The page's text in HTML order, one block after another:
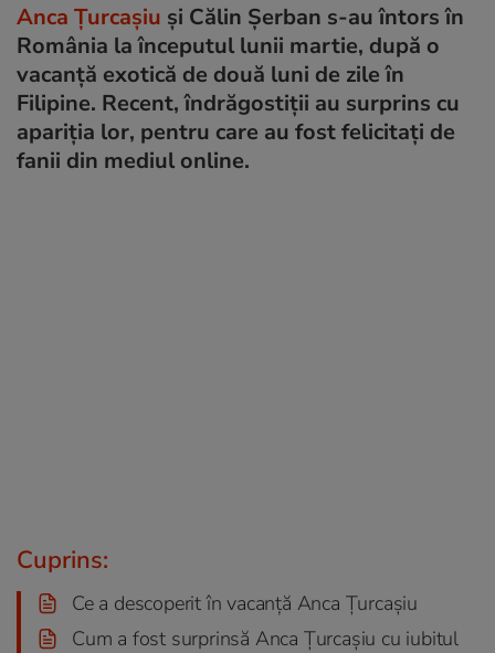
Anca Țurcașiu și Călin Șerban s-au întors în
România la începutul lunii martie, după o
vacanță exotică de două luni de zile în
Filipine. Recent, îndrăgostiții au surprins cu
apariția lor, pentru care au fost felicitați de
fanii din mediul online.
Cuprins:
Ce a descoperit în vacanță Anca Țurcașiu
Cum a fost surprinsă Anca Țurcașiu cu iubitul